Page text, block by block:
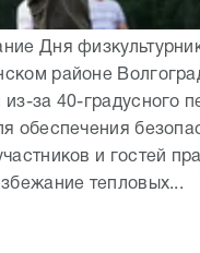
Дня
районе
из-за 40-градусного
обеспечения
и гостей
тепловых...